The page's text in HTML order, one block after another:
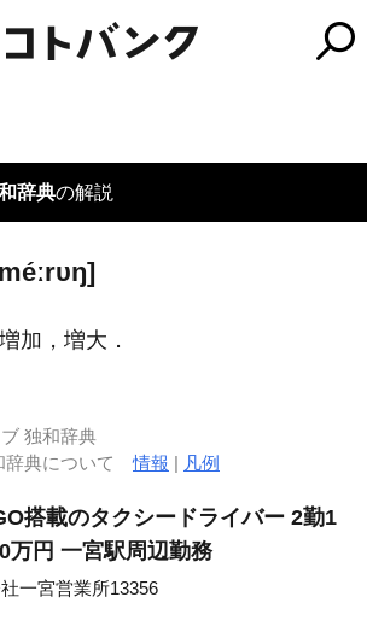
辞典の解説
加，増大．
独和辞典
辞典について情報 | 凡例
搭載のタクシードライバー 2勤1
万円 一宮駅周辺勤務
一宮営業所13356